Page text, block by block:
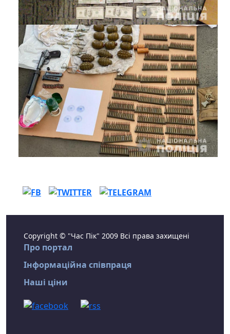
Copyright © "Час Пік" 2009 Всі права захищені
Про портал
Інформаційна співпраця
Наші ціни